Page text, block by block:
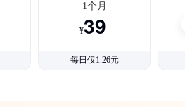
1个月
¥39
每日仅1.26元